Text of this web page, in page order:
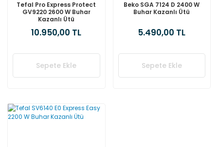
Tefal Pro Express Protect
GV9220 2600 W Buhar
Kazanlı Ütü
10.950,00 TL
Sepete Ekle
Beko SGA 7124 D 2400 W
Buhar Kazanlı Ütü
5.490,00 TL
Sepete Ekle